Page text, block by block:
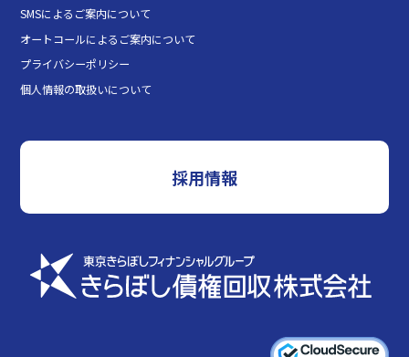
SMSによるご案内について
オートコールによるご案内について
プライバシーポリシー
個人情報の取扱いについて
採用情報